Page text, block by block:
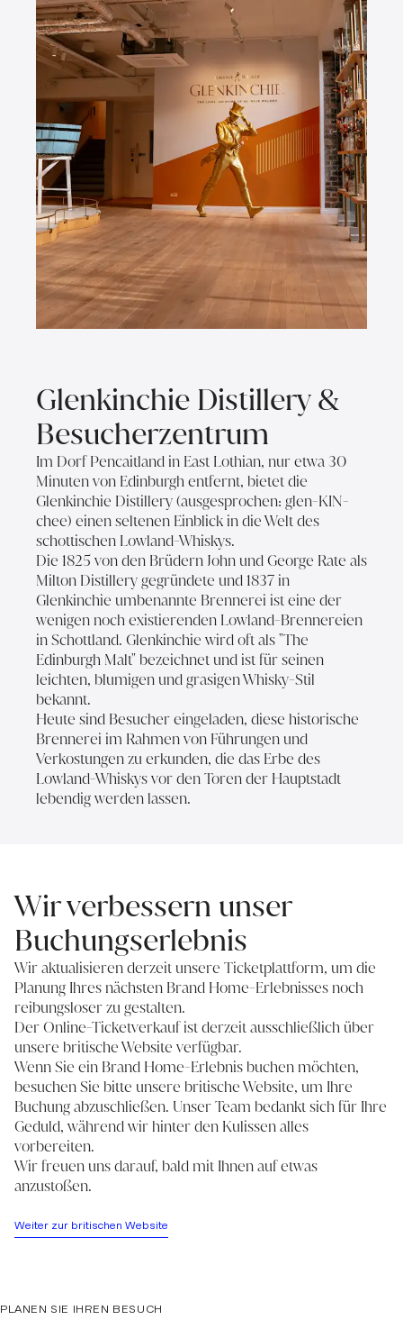
Glenkinchie Distillery &
Besucherzentrum
Im Dorf Pencaitland in East Lothian, nur etwa 30
Minuten von Edinburgh entfernt, bietet die
Glenkinchie Distillery (ausgesprochen: glen-KIN-
chee) einen seltenen Einblick in die Welt des
schottischen Lowland-Whiskys.
Die 1825 von den Brüdern John und George Rate als
Milton Distillery gegründete und 1837 in
Glenkinchie umbenannte Brennerei ist eine der
wenigen noch existierenden Lowland-Brennereien
in Schottland. Glenkinchie wird oft als "The
Edinburgh Malt" bezeichnet und ist für seinen
leichten, blumigen und grasigen Whisky-Stil
bekannt.
Heute sind Besucher eingeladen, diese historische
Brennerei im Rahmen von Führungen und
Verkostungen zu erkunden, die das Erbe des
Lowland-Whiskys vor den Toren der Hauptstadt
lebendig werden lassen.
Wir verbessern unser
Buchungserlebnis
Wir aktualisieren derzeit unsere Ticketplattform, um die
Planung Ihres nächsten Brand Home-Erlebnisses noch
reibungsloser zu gestalten.
Der Online-Ticketverkauf ist derzeit ausschließlich über
unsere britische Website verfügbar.
Wenn Sie ein Brand Home-Erlebnis buchen möchten,
besuchen Sie bitte unsere britische Website, um Ihre
Buchung abzuschließen. Unser Team bedankt sich für Ihre
Geduld, während wir hinter den Kulissen alles
vorbereiten.
Wir freuen uns darauf, bald mit Ihnen auf etwas
anzustoßen.
Weiter zur britischen Website
PLANEN SIE IHREN BESUCH